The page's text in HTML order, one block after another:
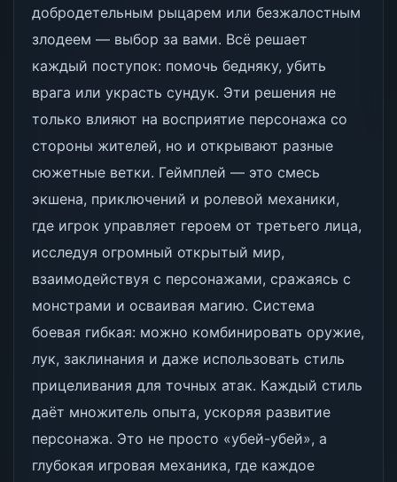
добродетельным рыцарем или безжалостным
злодеем — выбор за вами. Всё решает
каждый поступок: помочь бедняку, убить
врага или украсть сундук. Эти решения не
только влияют на восприятие персонажа со
стороны жителей, но и открывают разные
сюжетные ветки. Геймплей — это смесь
экшена, приключений и ролевой механики,
где игрок управляет героем от третьего лица,
исследуя огромный открытый мир,
взаимодействуя с персонажами, сражаясь с
монстрами и осваивая магию. Система
боевая гибкая: можно комбинировать оружие,
лук, заклинания и даже использовать стиль
прицеливания для точных атак. Каждый стиль
даёт множитель опыта, ускоряя развитие
персонажа. Это не просто «убей-убей», а
глубокая игровая механика, где каждое